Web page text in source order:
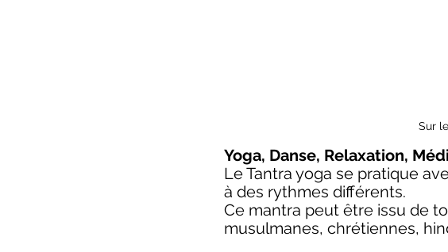
Sur
Yoga, Danse, Relaxation,
Le Tantra yoga se pratique
à des rythmes différents.
Ce mantra peut être issu de
musulmanes, chrétiennes,